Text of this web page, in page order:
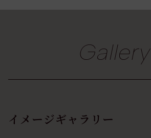
Gallery
イメージギャラリー